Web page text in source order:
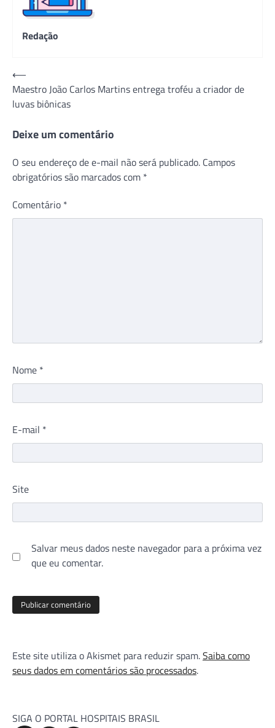
Redação
Navegação
de
Post
⟵
Maestro João Carlos Martins entrega troféu a criador de
luvas biônicas
Deixe um comentário
O seu endereço de e-mail não será publicado. Campos
obrigatórios são marcados com *
Comentário *
Nome *
E-mail *
Site
Salvar meus dados neste navegador para a próxima vez
que eu comentar.
Este site utiliza o Akismet para reduzir spam.Saiba como
seus dados em comentários são processados.
SIGA O PORTAL HOSPITAIS BRASIL